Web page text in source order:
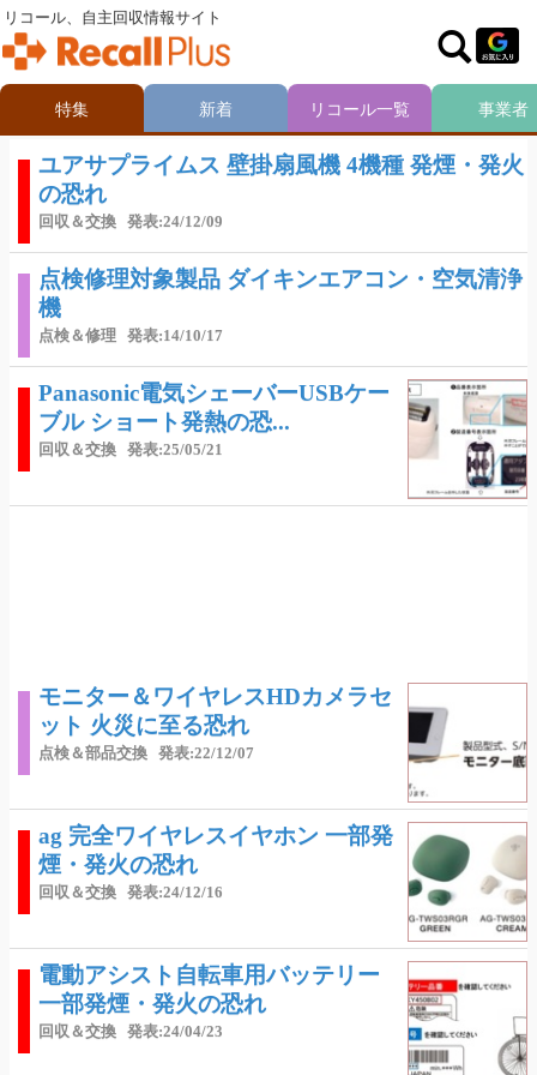
ユアサプライムス 壁掛扇風機 4機種 発煙・発火
の恐れ
回収＆交換 発表:24/12/09
点検修理対象製品 ダイキンエアコン・空気清浄
機
点検＆修理 発表:14/10/17
Panasonic電気シェーバーUSBケー
ブル ショート発熱の恐...
回収＆交換 発表:25/05/21
モニター＆ワイヤレスHDカメラセ
ット 火災に至る恐れ
点検＆部品交換 発表:22/12/07
ag 完全ワイヤレスイヤホン 一部発
煙・発火の恐れ
回収＆交換 発表:24/12/16
電動アシスト自転車用バッテリー
一部発煙・発火の恐れ
回収＆交換 発表:24/04/23
リコール、自主回収情報サイト
特集 新着 リコール一覧 事業者